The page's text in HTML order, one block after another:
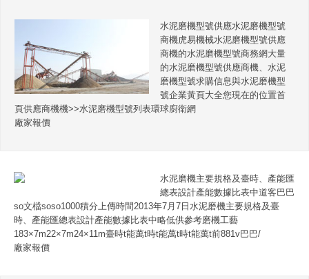
水泥磨機型號供應水泥磨機型號
商機虎易機械水泥磨機型號供應
商機的水泥磨機型號商務網大量
的水泥磨機型號供應商機、水泥
磨機型號求購信息與水泥磨機型
號企業黃頁大全您現在的位置首
頁供應商機機>>水泥磨機型號列表環球廚衛網
廠家報價
水泥磨機主要規格及臺時、產能匯
總表設計產能數據比表中道客巴巴
so文檔soso1000積分上傳時間2013年7月7日水泥磨機主要規格及臺
時、產能匯總表設計產能數據比表中略低供參考磨機工藝
183×7m22×7m24×11m臺時t能萬t時t能萬t時t能萬t前881v巴巴/
廠家報價